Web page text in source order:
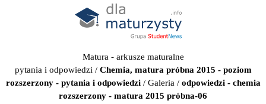
Matura - arkusze maturalne
pytania i odpowiedzi / Chemia, matura próbna 2015 - poziom
rozszerzony - pytania i odpowiedzi/ Galeria / odpowiedzi - chemia
rozszerzony - matura 2015 próbna-06